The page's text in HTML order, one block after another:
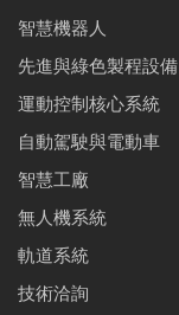
智慧機器人
先進與綠色製程設備
運動控制核心系統
自動駕駛與電動車
智慧工廠
無人機系統
軌道系統
技術洽詢